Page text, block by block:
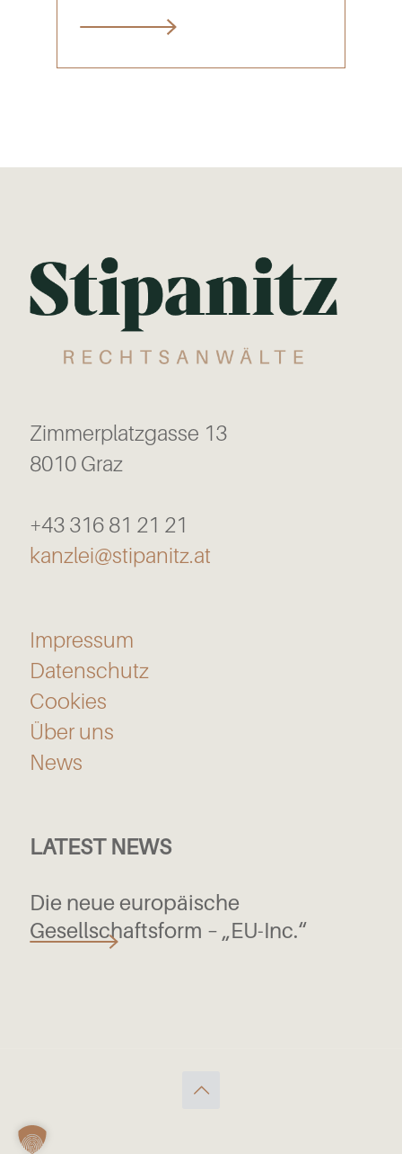
Zimmerplatzgasse 13
8010 Graz
+43 316 81 21 21
kanzlei@stipanitz.at
Impressum
Datenschutz
Cookies
Über uns
News
LATEST NEWS
Die neue europäische
Gesellschaftsform – „EU-Inc.“